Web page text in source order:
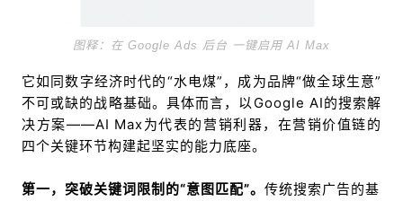
图释：在 Google Ads 后台 一键启用 AI Max
它如同数字经济时代的“水电煤”，成为品牌“做全球生意”
不可或缺的战略基础。具体而言，以Google AI的搜索解
决方案——AI Max为代表的营销利器，在营销价值链的
四个关键环节构建起坚实的能力底座。
第一，突破关键词限制的“意图匹配”。 传统搜索广告的基